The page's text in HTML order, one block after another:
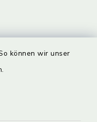
können wir unser